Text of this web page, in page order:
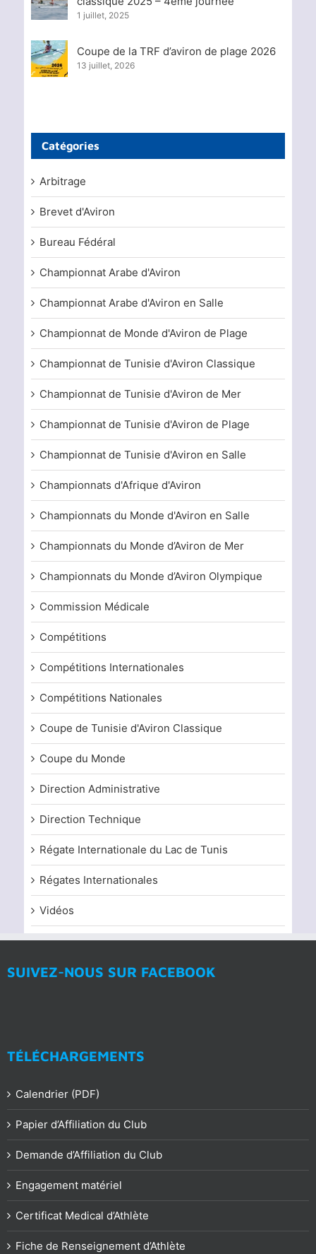
1 juillet, 2025
Coupe de la TRF d’aviron de plage 2026
13 juillet, 2026
Catégories
Arbitrage
Brevet d'Aviron
Bureau Fédéral
Championnat Arabe d'Aviron
Championnat Arabe d'Aviron en Salle
Championnat de Monde d'Aviron de Plage
Championnat de Tunisie d'Aviron Classique
Championnat de Tunisie d'Aviron de Mer
Championnat de Tunisie d'Aviron de Plage
Championnat de Tunisie d'Aviron en Salle
Championnats d'Afrique d'Aviron
Championnats du Monde d'Aviron en Salle
Championnats du Monde d’Aviron de Mer
Championnats du Monde d’Aviron Olympique
Commission Médicale
Compétitions
Compétitions Internationales
Compétitions Nationales
Coupe de Tunisie d'Aviron Classique
Coupe du Monde
Direction Administrative
Direction Technique
Régate Internationale du Lac de Tunis
Régates Internationales
Vidéos
SUIVEZ-NOUS SUR FACEBOOK
TÉLÉCHARGEMENTS
Calendrier (PDF)
Papier d’Affiliation du Club
Demande d’Affiliation du Club
Engagement matériel
Certificat Medical d’Athlète
Fiche de Renseignement d’Athlète